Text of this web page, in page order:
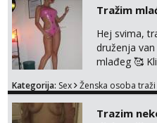
Tražim
Hej svima,
druženja
mlađeg 🥰
Kategorija: Sex Ženska osoba
Trazim